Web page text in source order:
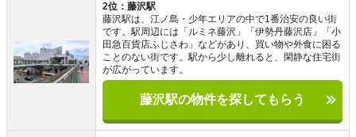
2位：藤沢駅
藤沢駅は、江ノ島・少年エリアの中で1番治安の良い街
です。駅周辺には「ルミネ藤沢」「伊勢丹藤沢店」「小
田急百貨店ふじさわ」などがあり、買い物や外食に困る
ことのない街です。駅から少し離れると、閑静な住宅街
が広がっています。
藤沢駅の物件を探してもらう